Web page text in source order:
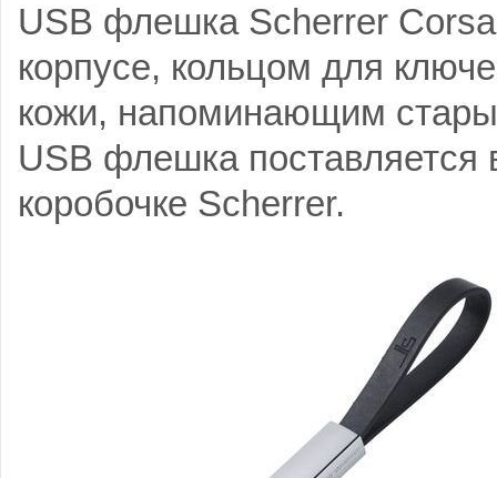
USB флешка Scherrer
корпусе, кольцом для
кожи, напоминающим
USB флешка поставляется
коробочке Scherrer.